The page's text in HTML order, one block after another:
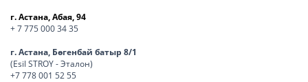
г. Астана, Абая, 94
+ 7 775 000 34 35
г. Астана, Бөгенбай батыр 8/1
(Esil STROY - Эталон)
+7 778 001 52 55